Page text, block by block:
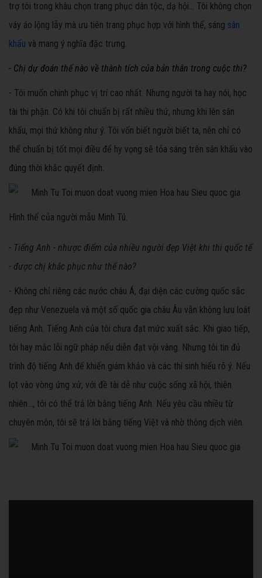
trợ tôi trong khâu chọn trang phục dân tộc, dạ hội... Tôi không chọn
váy áo lộng lẫy mà ưu tiên trang phục hợp với hình thể, sáng sân
khấu và mang ý nghĩa đặc trưng.
- Chị dự đoán thế nào về thành tích của bản thân trong cuộc thi?
- Tôi muốn chinh phục vị trí cao nhất. Nhưng người ta hay nói, học
tài thi phận. Có khi tôi chuẩn bị rất nhiều thứ, nhưng khi lên sân
khấu, mọi thứ không như ý. Tôi vốn biết người biết ta, nên chỉ có
thể chuẩn bị tốt mọi điều để hy vọng sẽ tỏa sáng trên sân khấu vào
đúng thời khắc quyết định.
Hình thể của người mẫu Minh Tú.
- Tiếng Anh - nhược điểm của nhiều người đẹp Việt khi thi quốc tế
- được chị khắc phục như thế nào?
- Không chỉ riêng các nước châu Á, đại diện các cường quốc sắc
đẹp như Venezuela và một số quốc gia châu Âu vẫn không lưu loát
tiếng Anh. Tiếng Anh của tôi chưa đạt mức xuất sắc. Khi giao tiếp,
tôi hay mắc lỗi ngữ pháp nếu diễn đạt vội vàng. Nhưng tôi tin đủ
trình độ tiếng Anh để khiến giám khảo và các thí sinh hiểu rõ ý. Nếu
lọt vào vòng ứng xử, với đề tài dễ như cuộc sống xã hội, thiên
nhiên..., tôi có thể trả lời bằng tiếng Anh. Nếu yêu cầu nhiều từ
chuyên môn, tôi sẽ trả lời bằng tiếng Việt và nhờ thông dịch viên.